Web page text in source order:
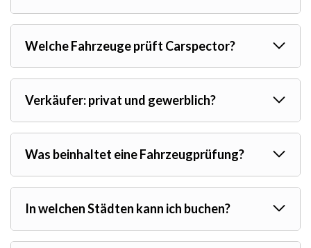
Welche Fahrzeuge prüft Carspector?
Verkäufer: privat und gewerblich?
Was beinhaltet eine Fahrzeugprüfung?
In welchen Städten kann ich buchen?